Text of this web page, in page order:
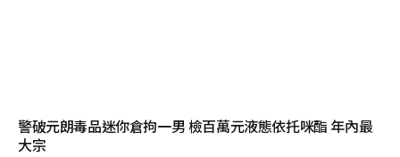
警破元朗毒品迷你倉拘一男 檢百萬元液態依托咪酯 年內最
大宗